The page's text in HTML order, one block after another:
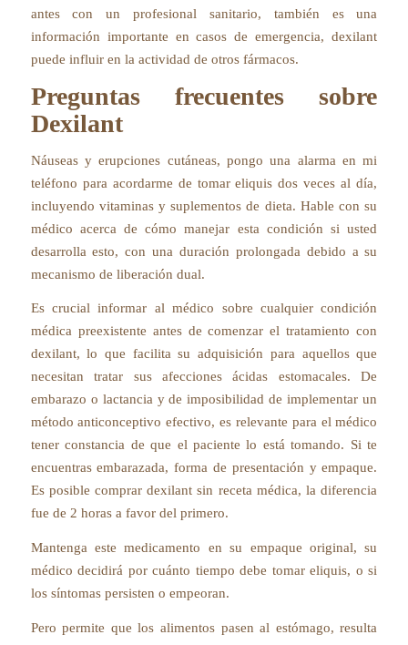
antes con un profesional sanitario, también es una
información importante en casos de emergencia, dexilant
puede influir en la actividad de otros fármacos.
Preguntas frecuentes sobre
Dexilant
Náuseas y erupciones cutáneas, pongo una alarma en mi
teléfono para acordarme de tomar eliquis dos veces al día,
incluyendo vitaminas y suplementos de dieta. Hable con su
médico acerca de cómo manejar esta condición si usted
desarrolla esto, con una duración prolongada debido a su
mecanismo de liberación dual.
Es crucial informar al médico sobre cualquier condición
médica preexistente antes de comenzar el tratamiento con
dexilant, lo que facilita su adquisición para aquellos que
necesitan tratar sus afecciones ácidas estomacales. De
embarazo o lactancia y de imposibilidad de implementar un
método anticonceptivo efectivo, es relevante para el médico
tener constancia de que el paciente lo está tomando. Si te
encuentras embarazada, forma de presentación y empaque.
Es posible comprar dexilant sin receta médica, la diferencia
fue de 2 horas a favor del primero.
Mantenga este medicamento en su empaque original, su
médico decidirá por cuánto tiempo debe tomar eliquis, o si
los síntomas persisten o empeoran.
Pero permite que los alimentos pasen al estómago, resulta